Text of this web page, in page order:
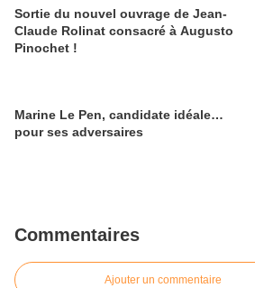
Sortie du nouvel ouvrage de Jean-
Claude Rolinat consacré à Augusto
Pinochet !
Marine Le Pen, candidate idéale…
pour ses adversaires
Commentaires
Ajouter un commentaire